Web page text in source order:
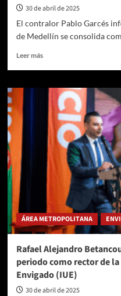
30 de abril de 2025
El contralor Pablo Garcés
de Medellín se consolida
Leer másLeer
Por
su
trabajo
eficiente
eficaz,
la
Contraloría
deMedellín
obtiene
puntaje
histórico
por
de
la
AuditoríaGeneral
de
ÁREA METROPOLITANA
Rafael Alejandro
periodo como rector de
Envigado (IUE)
30 de abril de 2025